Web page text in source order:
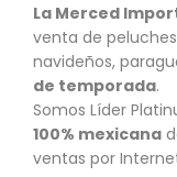
La Merced
venta de
navideños,
de temporada.
Somos Líder
100% mexicana
ventas por